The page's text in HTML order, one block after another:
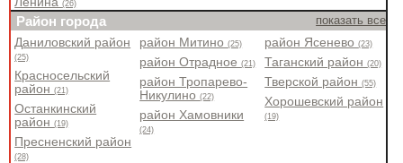
(26)
Район города показать все
Даниловский район
(25)
Красносельский
район(21)
Останкинский
район(19)
Пресненский район
(28)
район Митино(25)
район Отрадное(21)
район Тропарево-
Никулино(22)
район Хамовники
(24)
район Ясенево(23)
Таганский район(20)
Тверской район(55)
Хорошевский район
(19)